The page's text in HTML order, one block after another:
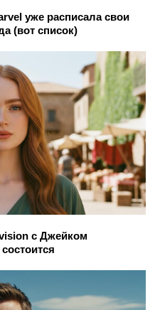
уже расписала свои
(вот список)
с Джейком